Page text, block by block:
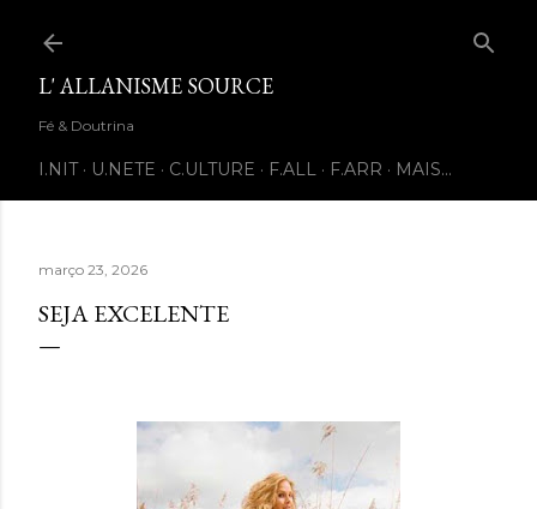
L' ALLANISME SOURCE
Fé & Doutrina
I.NIT U.NETE C.ULTURE F.ALL F.ARR MAIS…
março 23, 2026
SEJA EXCELENTE